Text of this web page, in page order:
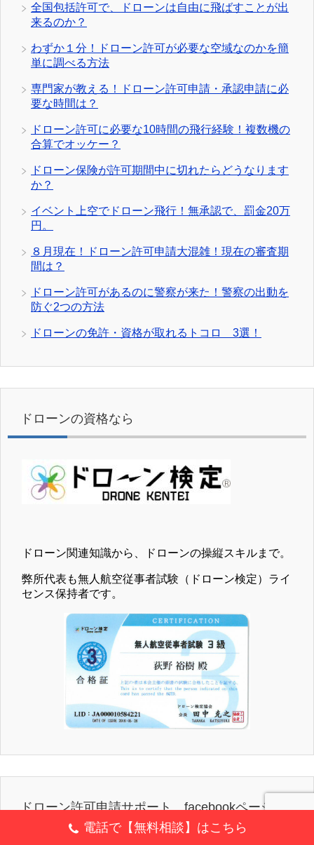
全国包括許可で、ドローンは自由に飛ばすことが出
来るのか？
わずか１分！ドローン許可が必要な空域なのかを簡
単に調べる方法
専門家が教える！ドローン許可申請・承認申請に必
要な時間は？
ドローン許可に必要な10時間の飛行経験！複数機の
合算でオッケー？
ドローン保険が許可期間中に切れたらどうなります
か？
イベント上空でドローン飛行！無承認で、罰金20万
円。
８月現在！ドローン許可申請大混雑！現在の審査期
間は？
ドローン許可があるのに警察が来た！警察の出動を
防ぐ2つの方法
ドローンの免許・資格が取れるトコロ 3選！
ドローンの資格なら
ドローン関連知識から、ドローンの操縦スキルまで。
弊所代表も無人航空従事者試験（ドローン検定）ライ
センス保持者です。
ドローン許可申請サポート facebookページ
電話で【無料相談】はこちら